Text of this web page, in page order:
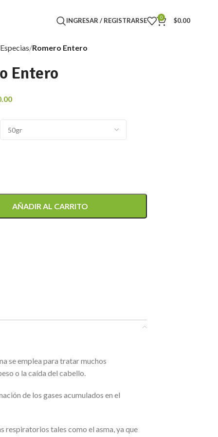
INGRESAR / REGISTRARSE 0 $0.00
Especias Romero Entero
Entero
AÑADIR AL CARRITO
se emplea para tratar muchos
o la caída del cabello.
de los gases acumulados en el
respiratorios tales como el asma, ya que